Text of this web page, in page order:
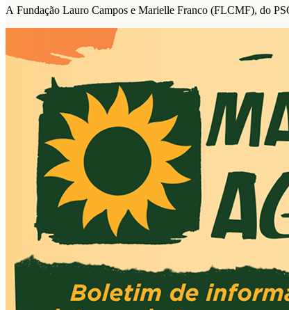
A Fundação Lauro Campos e Marielle Franco (FLCMF), do